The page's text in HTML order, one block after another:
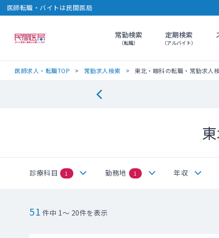
医師転職・バイトは民間医局
民間医局常勤検索
（転職）
定期検索
（アルバイト）
医師求人・転職TOP 常勤求人検索 東北・眼科の転職・常勤求人
診療科目 1 勤務地 1 年収
51 件中 1～ 20件を表示